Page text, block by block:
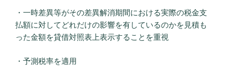
・一時差異等がその差異解消期間における実際の税金支
払額に対してどれだけの影響を有しているのかを見積も
った金額を貸借対照表上表示することを重視
・予測税率を適用